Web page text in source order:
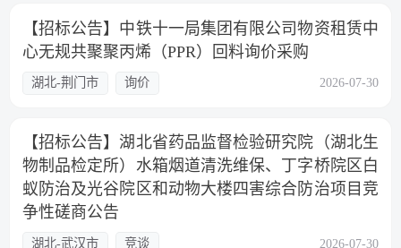
【招标公告】中铁十一局集团有限公司物资租赁中
心无规共聚聚丙烯（PPR）回料询价采购
湖北-荆门市 询价 2026-07-30
【招标公告】湖北省药品监督检验研究院（湖北生
物制品检定所）水箱烟道清洗维保、丁字桥院区白
蚁防治及光谷院区和动物大楼四害综合防治项目竞
争性磋商公告
湖北-武汉市 竞谈 2026-07-30